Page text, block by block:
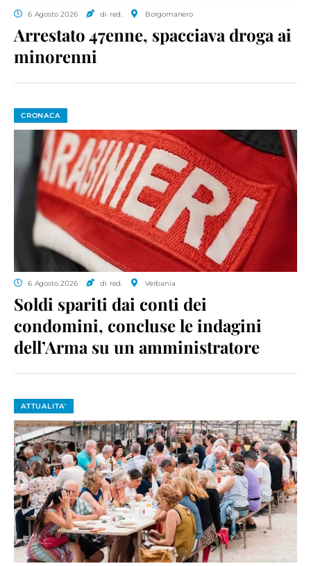
6 Agosto 2026 di red. Borgomanero
Arrestato 47enne, spacciava droga ai
minorenni
CRONACA
6 Agosto 2026 di red. Verbania
Soldi spariti dai conti dei
condomini, concluse le indagini
dell’Arma su un amministratore
ATTUALITA'